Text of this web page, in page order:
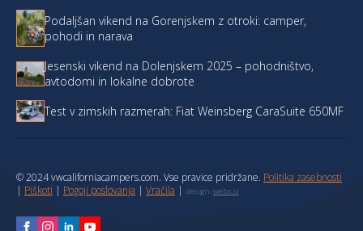
Podaljšan vikend na Gorenjskem z otroki: camper,
pohodi in narava
Jesenski vikend na Dolenjskem 2025 – pohodništvo,
avtodomi in lokalne dobrote
Test v zimskih razmerah: Fiat Weinsberg CaraSuite 650MF
© 2024 vwcaliforniacampers.com. Vse pravice pridržane. Politika zasebnosti
| Piškoti | Pogoji poslovanja | Vračila | design:webx.si